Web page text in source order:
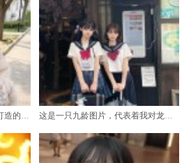
更新！是一只九龄cos瑶用心打造的合集，等你来欣赏 这是一只九龄图片，代表着我对龙妆热爱的作品。